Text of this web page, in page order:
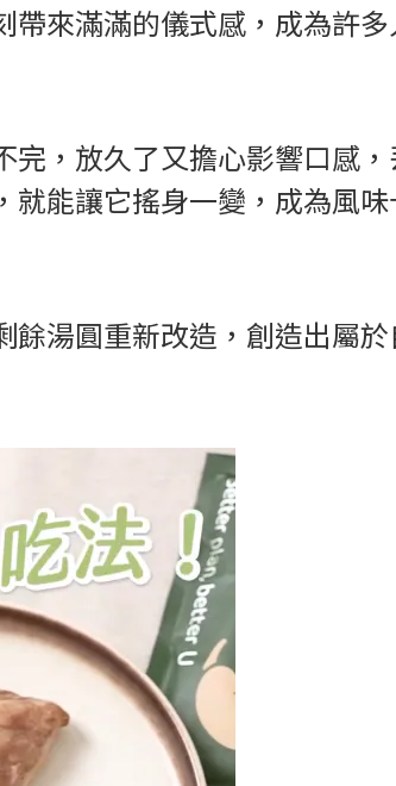
來滿滿的儀式感，成為許
，放久了又擔心影響口感
能讓它搖身一變，成為風
湯圓重新改造，創造出屬